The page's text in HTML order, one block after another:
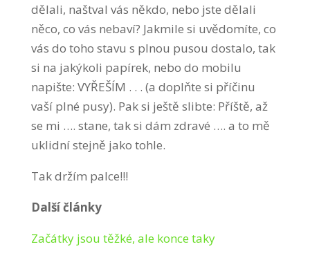
dělali, naštval vás někdo, nebo jste dělali
něco, co vás nebaví? Jakmile si uvědomíte, co
vás do toho stavu s plnou pusou dostalo, tak
si na jakýkoli papírek, nebo do mobilu
napište: VYŘEŠÍM . . . (a doplňte si příčinu
vaší plné pusy). Pak si ještě slibte: Příště, až
se mi …. stane, tak si dám zdravé …. a to mě
uklidní stejně jako tohle.
Tak držím palce!!!
Další články
Začátky jsou těžké, ale konce taky